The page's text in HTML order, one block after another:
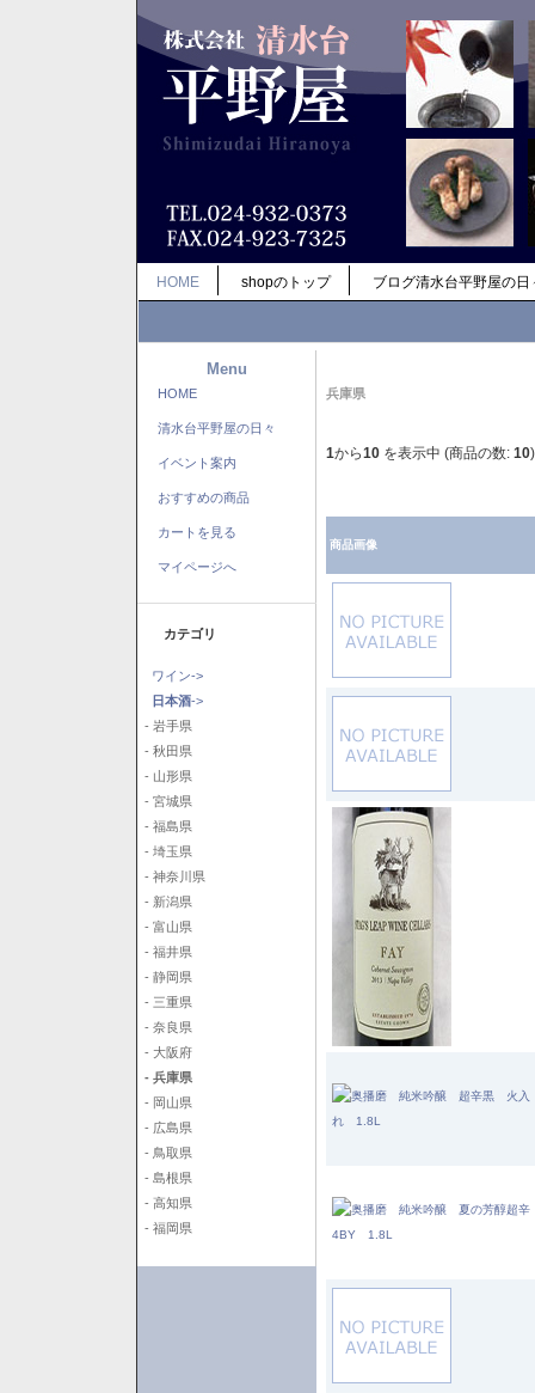
HOME shopのトップ ブログ清水台平野屋の日
Menu
HOME
清水台平野屋の日々
イベント案内
おすすめの商品
カートを見る
マイページへ
カテゴリ
ワイン->
日本酒->
- 岩手県
- 秋田県
- 山形県
- 宮城県
- 福島県
- 埼玉県
- 神奈川県
- 新潟県
- 富山県
- 福井県
- 静岡県
- 三重県
- 奈良県
- 大阪府
- 兵庫県
- 岡山県
- 広島県
- 鳥取県
- 島根県
- 高知県
- 福岡県
兵庫県
1から10 を表示中 (商品の数: 10)
商品画像